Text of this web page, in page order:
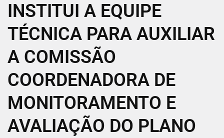
INSTITUI A EQUIPE
TÉCNICA PARA AUXILIAR
A COMISSÃO
COORDENADORA DE
MONITORAMENTO E
AVALIAÇÃO DO PLANO